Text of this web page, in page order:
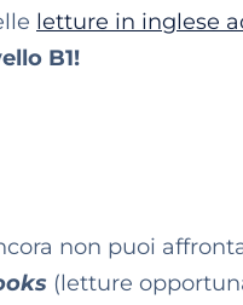
letture in inglese
B1!
non puoi
(letture